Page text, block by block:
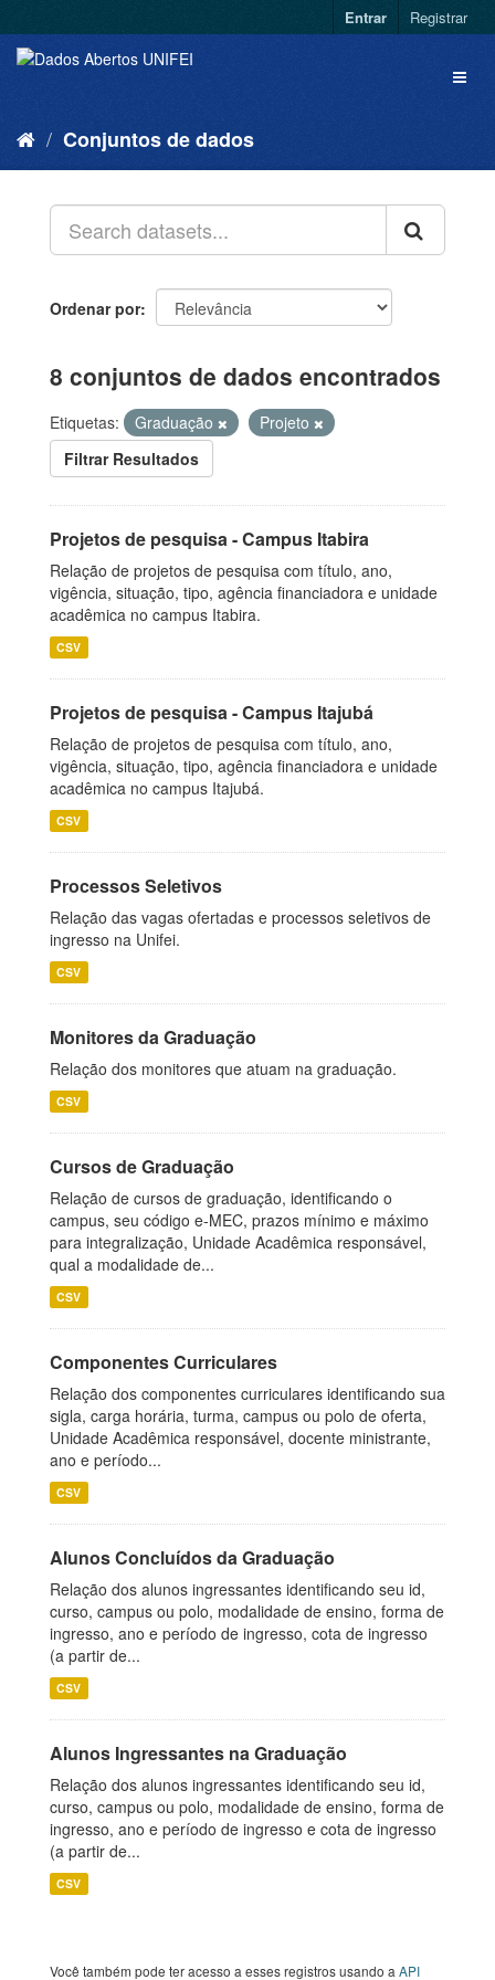
Entrar Registrar
Conjuntos de dados
Ordenar por
8 conjuntos de dados encontrados
Etiquetas: Graduação
Projeto
Filtrar Resultados
Projetos de pesquisa - Campus Itabira
Relação de projetos de pesquisa com título, ano,
vigência, situação, tipo, agência financiadora e unidade
acadêmica no campus Itabira.
CSV
Projetos de pesquisa - Campus Itajubá
Relação de projetos de pesquisa com título, ano,
vigência, situação, tipo, agência financiadora e unidade
acadêmica no campus Itajubá.
CSV
Processos Seletivos
Relação das vagas ofertadas e processos seletivos de
ingresso na Unifei.
CSV
Monitores da Graduação
Relação dos monitores que atuam na graduação.
CSV
Cursos de Graduação
Relação de cursos de graduação, identificando o
campus, seu código e-MEC, prazos mínimo e máximo
para integralização, Unidade Acadêmica responsável,
qual a modalidade de...
CSV
Componentes Curriculares
Relação dos componentes curriculares identificando sua
sigla, carga horária, turma, campus ou polo de oferta,
Unidade Acadêmica responsável, docente ministrante,
ano e período...
CSV
Alunos Concluídos da Graduação
Relação dos alunos ingressantes identificando seu id,
curso, campus ou polo, modalidade de ensino, forma de
ingresso, ano e período de ingresso, cota de ingresso
(a partir de...
CSV
Alunos Ingressantes na Graduação
Relação dos alunos ingressantes identificando seu id,
curso, campus ou polo, modalidade de ensino, forma de
ingresso, ano e período de ingresso e cota de ingresso
(a partir de...
CSV
Você também pode ter acesso a esses registros usando a API